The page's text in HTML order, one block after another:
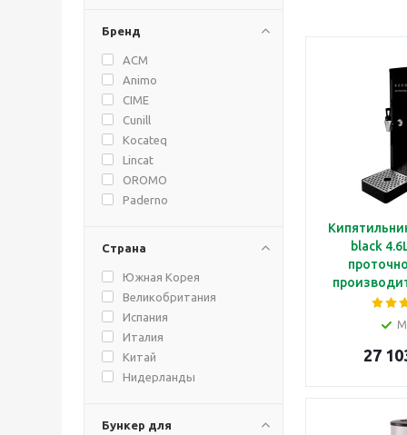
Бренд
ACM
Animo
CIME
Cunill
Kocateq
Lincat
OROMO
Paderno
Страна
Южная Корея
Великобритания
Испания
Италия
Китай
Нидерланды
Бункер для
Кипятильник
black
35л/ч с
панелью
27